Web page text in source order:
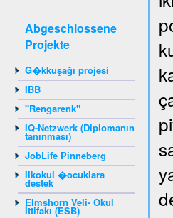
Abgeschlossene
Projekte
G�kkuşağı projesi
IBB
"Rengarenk"
IQ-Netzwerk (Diplomanın
tanınması)
JobLife Pinneberg
Ilkokul �ocuklara
destek
Elmshorn Veli- Okul
İttifakı (ESB)